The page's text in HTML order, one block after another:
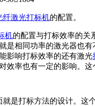
纤激光打标机的配置。
机的配置与打标效率的关
是相同功率的激光器也
影响打标效率的还有激光
效率也有一定的影响。
就是打标方法的设计。这